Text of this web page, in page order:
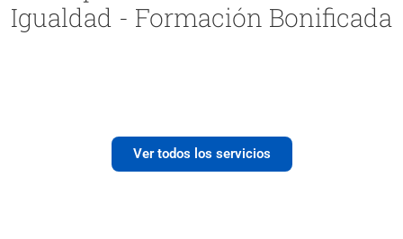
Igualdad - Formación Bonificada
Ver todos los servicios